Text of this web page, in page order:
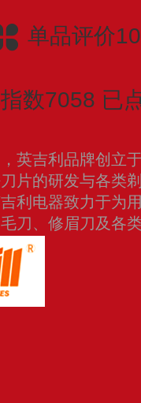
单品评价
数7058 已
英吉利品牌创立
片的研发与各类
利电器致力于为
刀、修眉刀及各